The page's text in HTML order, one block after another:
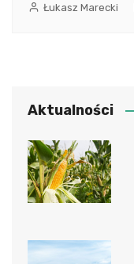
Łukasz Marecki
Aktualności